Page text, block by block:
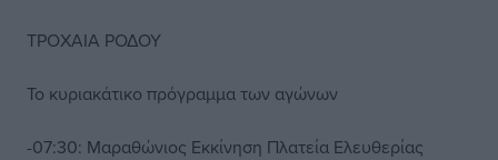
ΤΡΟΧΑΙΑ ΡΟΔΟΥ
Το κυριακάτικο πρόγραμμα των αγώνων
-07:30: Μαραθώνιος Εκκίνηση Πλατεία Ελευθερίας